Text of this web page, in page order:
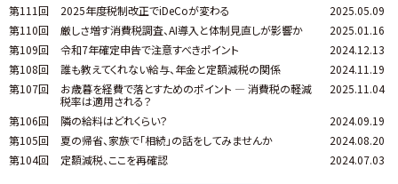
第111回 2025年度税制改正でiDeCoが変わる
2025.05.09
第110回
厳しさ増す消費税調査、AI導入と体制見直しが影響か
2025.01.16
第109回
令和7年確定申告で注意すべきポイント
2024.12.13
第108回
誰も教えてくれない給与、年金と定額減税の関係
2024.11.19
第107回
お歳暮を経費で落とすためのポイント ― 消費税の軽減
税率は適用される？
2025.11.04
第106回 隣の給料はどれくらい？
2024.09.19
第105回
夏の帰省、家族で「相続」の話をしてみませんか
2024.08.20
第104回
定額減税、ここを再確認 2024.07.03